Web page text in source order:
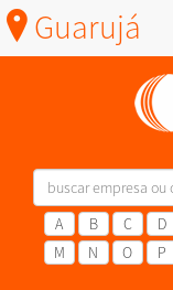
Guarujá
A B C D
M
N O P